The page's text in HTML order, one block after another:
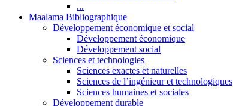
...
Maalama Bibliographique
Développement économique et social
Développement économique
Développement social
Sciences et technologies
Sciences exactes et naturelles
Sciences de l’ingénieur et technologiques
Sciences humaines et sociales
Développement durable